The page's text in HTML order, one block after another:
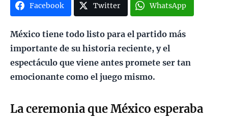
Facebook Twitter WhatsApp
México tiene todo listo para el partido más
importante de su historia reciente, y el
espectáculo que viene antes promete ser tan
emocionante como el juego mismo.
La ceremonia que México esperaba